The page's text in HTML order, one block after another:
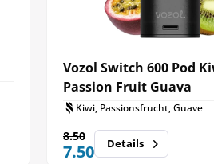
Vozol Switch 600 Pod
Passion Fruit Guava
Kiwi, Passionsfrucht, Guave
7.50
8.50 Details